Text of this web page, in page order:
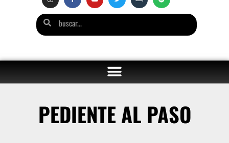
PEDIENTE AL PASO